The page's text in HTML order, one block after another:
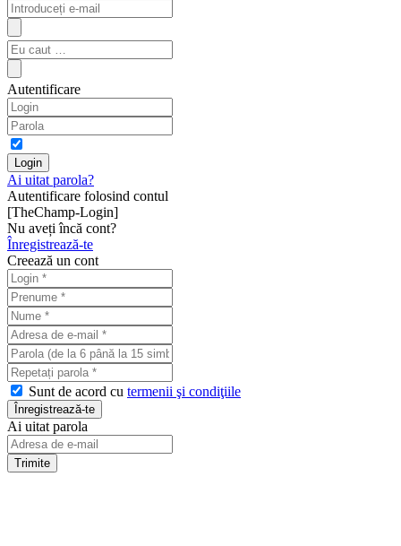
Autentificare
Ai uitat parola?
Autentificare folosind contul
[TheChamp-Login]
Nu aveți încă cont?
Înregistrează-te
Creează un cont
Sunt de acord cu termenii şi condiţiile
Ai uitat parola